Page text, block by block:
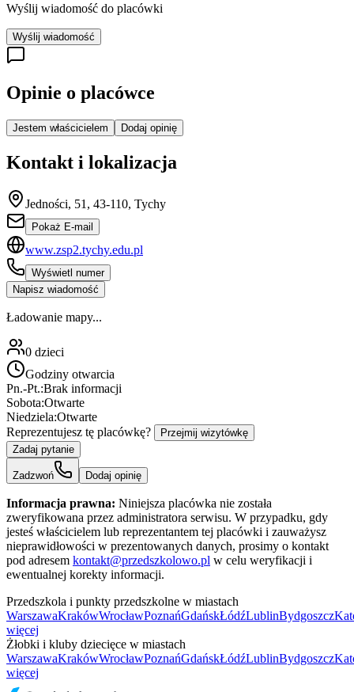
Wyślij wiadomość do placówki
Wyślij wiadomość
Opinie o placówce
Jestem właścicielem Dodaj opinię
Kontakt i lokalizacja
Jedności, 51, 43-110, Tychy
Pokaż E-mail
www.zsp2.tychy.edu.pl
Wyświetl numer
Napisz wiadomość
Ładowanie mapy...
0 dzieci
Godziny otwarcia
Pn.-Pt.:Brak informacji
Sobota:Otwarte
Niedziela:Otwarte
Reprezentujesz tę placówkę?
Przejmij wizytówkę
Zadaj pytanie
Zadzwoń Dodaj opinię
Informacja prawna: Niniejsza placówka nie została
zweryfikowana przez administratora serwisu. W przypadku, gdy
jesteś właścicielem lub reprezentantem tej placówki i zauważysz
nieprawidłowości w prezentowanych danych, prosimy o kontakt
pod adresem kontakt@przedszkolowo.pl w celu weryfikacji i
ewentualnej korekty informacji.
Przedszkola i punkty przedszkolne w miastach
WarszawaKrakówWrocławPoznańGdańskŁódźLublinBydgoszcz
więcej
Żłobki i kluby dziecięce w miastach
WarszawaKrakówWrocławPoznańGdańskŁódźLublinBydgoszcz
więcej